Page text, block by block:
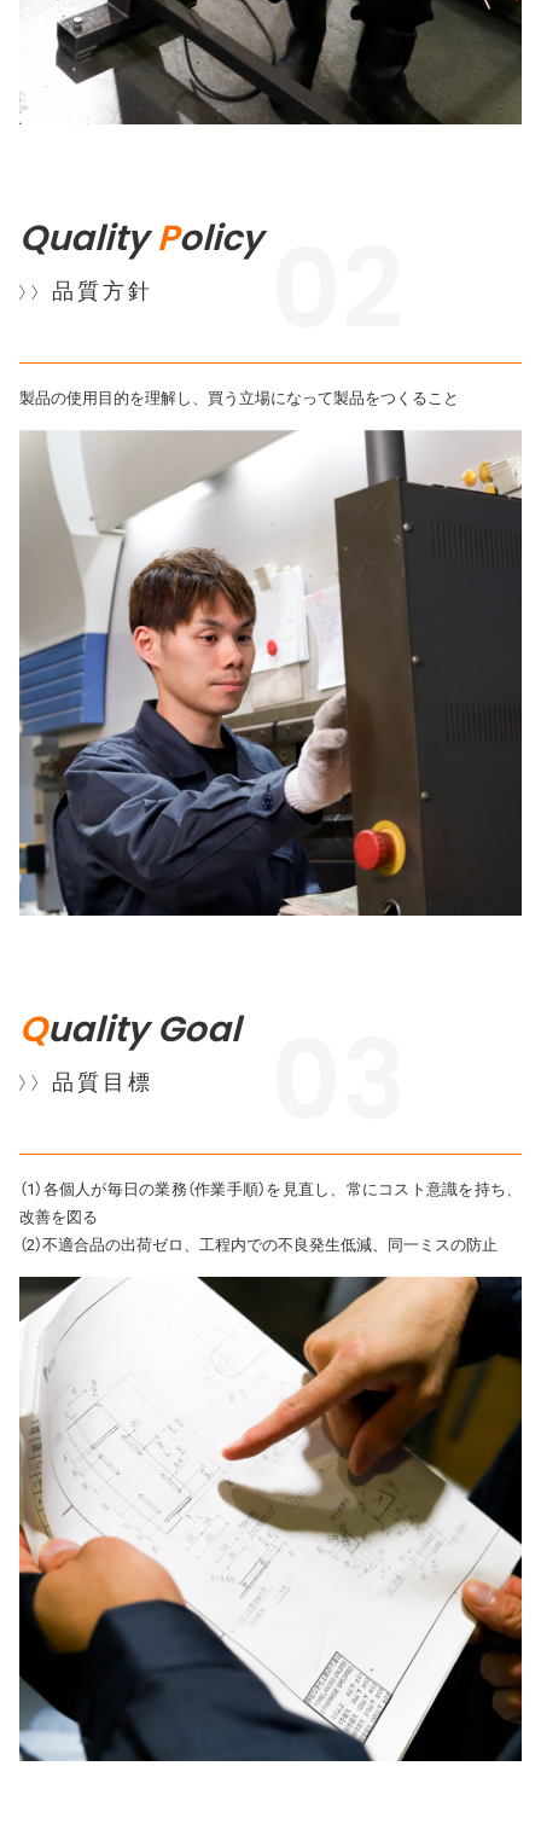
QualityPolicy
品質方針
製品の使用目的を理解し、買う立場になって製品をつくること
Quality Goal
品質目標
（1）各個人が毎日の業務（作業手順）を見直し、常にコスト意識を持ち、
改善を図る
（2）不適合品の出荷ゼロ、工程内での不良発生低減、同一ミスの防止